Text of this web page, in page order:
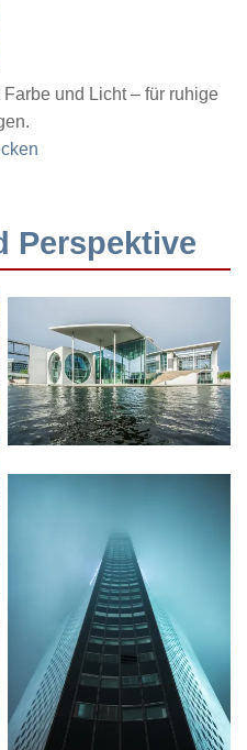
und Licht – für ruhige
Perspektive